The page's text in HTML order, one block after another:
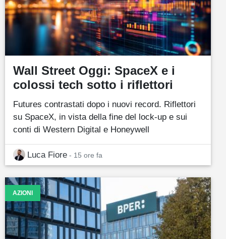
Wall Street Oggi: SpaceX e i
colossi tech sotto i riflettori
Futures contrastati dopo i nuovi record. Riflettori
su SpaceX, in vista della fine del lock-up e sui
conti di Western Digital e Honeywell
Luca Fiore - 15 ore fa
AZIONI